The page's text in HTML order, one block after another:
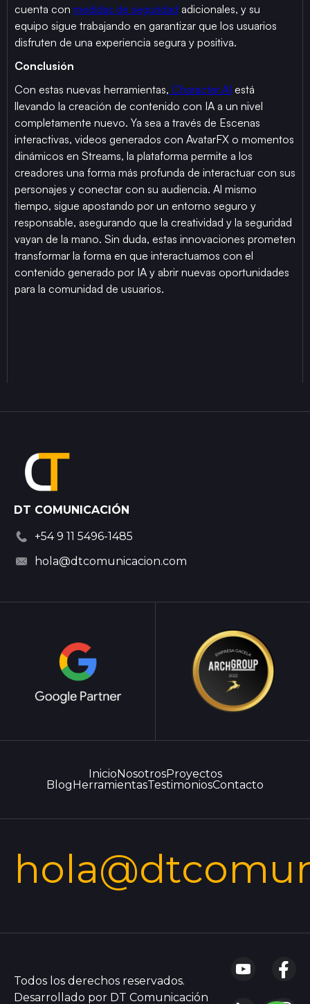
cuenta con medidas de seguridad adicionales, y su
equipo sigue trabajando en garantizar que los usuarios
disfruten de una experiencia segura y positiva.
Conclusión
Con estas nuevas herramientas, Character.AI está
llevando la creación de contenido con IA a un nivel
completamente nuevo. Ya sea a través de Escenas
interactivas, videos generados con AvatarFX o momentos
dinámicos en Streams, la plataforma permite a los
creadores una forma más profunda de interactuar con sus
personajes y conectar con su audiencia. Al mismo
tiempo, sigue apostando por un entorno seguro y
responsable, asegurando que la creatividad y la seguridad
vayan de la mano. Sin duda, estas innovaciones prometen
transformar la forma en que interactuamos con el
contenido generado por IA y abrir nuevas oportunidades
para la comunidad de usuarios.
DT COMUNICACIÓN
+54 9 11 5496-1485
hola@dtcomunicacion.com
InicioNosotrosProyectos
BlogHerramientasTestimoniosContacto
Todos los derechos reservados.
Desarrollado por DT Comunicación